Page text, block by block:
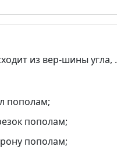
из вер-шины угла,
пополам;
пополам;
пополам;